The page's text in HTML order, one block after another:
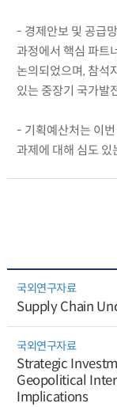
- 경제안보 및 공급
과정에서 핵심 파트
논의되었으며, 참석
있는 중장기 국가발
- 기획예산처는 이
과제에 대해 심도 있
국외연구자료
Supply Chain
국외연구자료
Strategic
Geopolitical
Implications